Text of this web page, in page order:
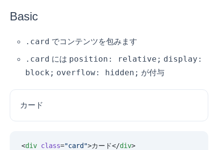
Basic
.card でコンテンツを包みます
.card には position: relative; display:
block; overflow: hidden; が付与
カード
<div class="card">カード</div>